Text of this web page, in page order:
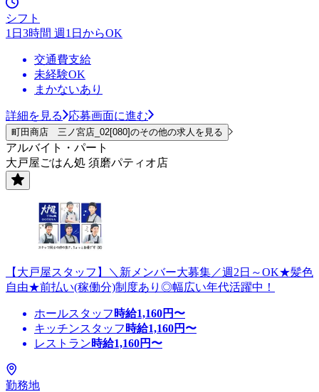
シフト
1日3時間 週1日からOK
交通費支給
未経験OK
まかないあり
詳細を見る 応募画面に進む
町田商店 三ノ宮店_02[080]のその他の求人を見る
アルバイト・パート
大戸屋ごはん処 須磨パティオ店
【大戸屋スタッフ】＼新メンバー大募集／週2日～OK★髪色
自由★前払い(稼働分)制度あり◎幅広い年代活躍中！
ホールスタッフ 時給1,160円〜
キッチンスタッフ 時給1,160円〜
レストラン時給1,160円〜
勤務地